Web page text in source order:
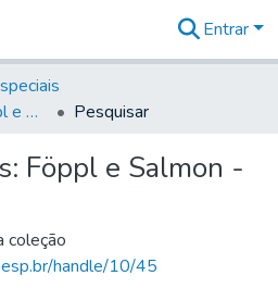
&
Coleções
Tudo na
Digital
Entrar
Dois formadores: Föppl e Salmon - DFFS
Pesquisar
Föppl e Salmon -
coleção
handle/10/45